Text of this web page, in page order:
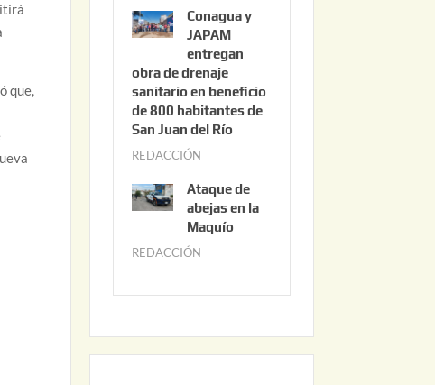
que,
0
2
6
n
i
o
3
0
0
2
6
Conagua y
JAPAM
entregan
obra de drenaje
sanitario en beneficio
de 800 habitantes de
San Juan del Río
REDACCIÓN
n
i
0
2
Ataque de
abejas en la
Maquío
REDACCIÓN
y